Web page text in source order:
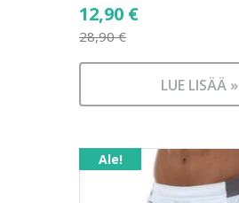
28,90€
Alkuperäinen
hinta
oli:
12,90 €
Nykyinen
on:
LUE LISÄÄ »
Ale!